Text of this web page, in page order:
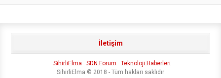
İletişim
SihirliElma SDN Forum
Teknoloji Haberleri
SihirliElma © 2018 - Tüm hakları saklıdır